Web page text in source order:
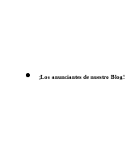
¡Los anunciantes de nuestro Blog!